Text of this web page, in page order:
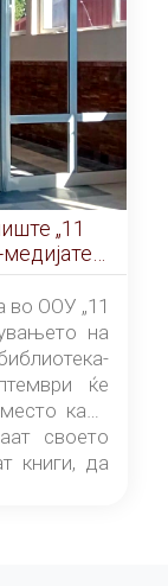
„11
во ООУ „11
на
ќе
каде
своето
книги, да